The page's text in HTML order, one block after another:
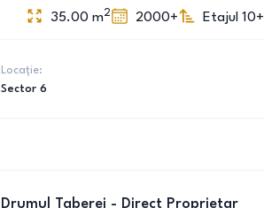
35.00 m2 2000+ Etajul 10+
Locație:
Sector 6
Drumul Taberei - Direct Proprietar